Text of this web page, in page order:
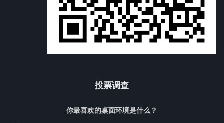
投票调查
你最喜欢的桌面环境是什么？